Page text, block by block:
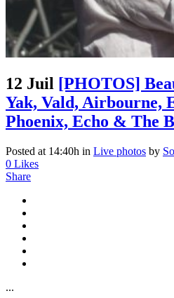
12 Juil [PHOTOS]
Yak, Vald, Airbourne,
Phoenix, Echo & The
Posted at 14:40h in Live photos by
0 Likes
Share
...